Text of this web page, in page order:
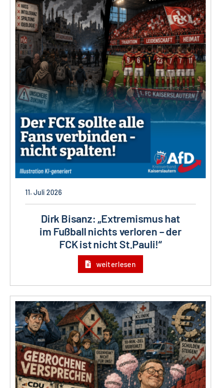
11. Juli 2026
Dirk Bisanz: „Extremismus hat
im Fußball nichts verloren – der
FCK ist nicht St.Pauli!“
weiterlesen